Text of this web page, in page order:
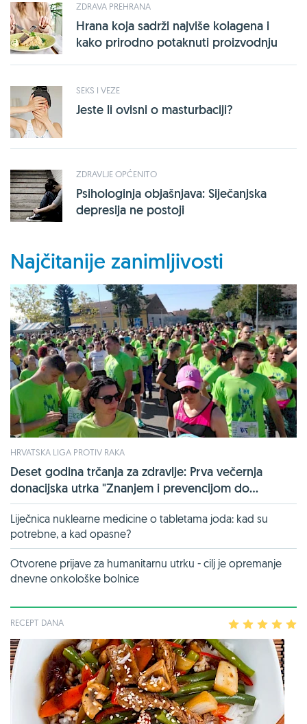
ZDRAVA PREHRANA
Hrana koja sadrži najviše kolagena i
kako prirodno potaknuti proizvodnju
SEKS I VEZE
Jeste li ovisni o masturbaciji?
ZDRAVLJE OPĆENITO
Psihologinja objašnjava: Siječanjska
depresija ne postoji
Najčitanije zanimljivosti
HRVATSKA LIGA PROTIV RAKA
Deset godina trčanja za zdravlje: Prva večernja
donacijska utrka "Znanjem i prevencijom do...
Liječnica nuklearne medicine o tabletama joda: kad su
potrebne, a kad opasne?
Otvorene prijave za humanitarnu utrku - cilj je opremanje
dnevne onkološke bolnice
RECEPT DANA 2 3 4